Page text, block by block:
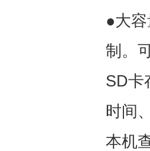
●大
制。
SD卡
时间
本机